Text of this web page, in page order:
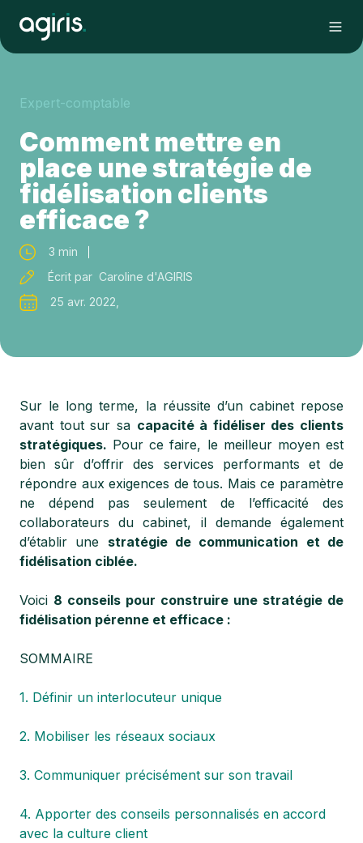
Expert-comptable
Comment mettre en
place une stratégie de
fidélisation clients
efficace ?
3 min
Écrit par Caroline d'AGIRIS
25 avr. 2022,
Sur le long terme, la réussite d’un cabinet repose
avant tout sur sa capacité à fidéliser des clients
stratégiques. Pour ce faire, le meilleur moyen est
bien sûr d’offrir des services performants et de
répondre aux exigences de tous. Mais ce paramètre
ne dépend pas seulement de l’efficacité des
collaborateurs du cabinet, il demande également
d’établir une stratégie de communication et de
fidélisation ciblée.
Voici 8 conseils pour construire une stratégie de
fidélisation pérenne et efficace :
SOMMAIRE
1. Définir un interlocuteur unique
2. Mobiliser les réseaux sociaux
3. Communiquer précisément sur son travail
4. Apporter des conseils personnalisés en accord
avec la culture client